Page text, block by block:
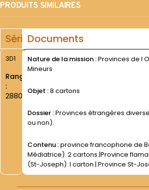
PRODUITS SIMILAIRES
SérieDocuments
3D1
Rang
:
2880
Nature de la mission :Provinces de l
Mineurs
Objet :8 cartons
Dossier :Provinces étrangères
ou non).
Contenu :province francophone de Belgigue (Marie-
Médiatrice). 2 cartons.|Province
(St-Joseph). I carton.|.Province St-
4 cartons.|Provinces étrangères